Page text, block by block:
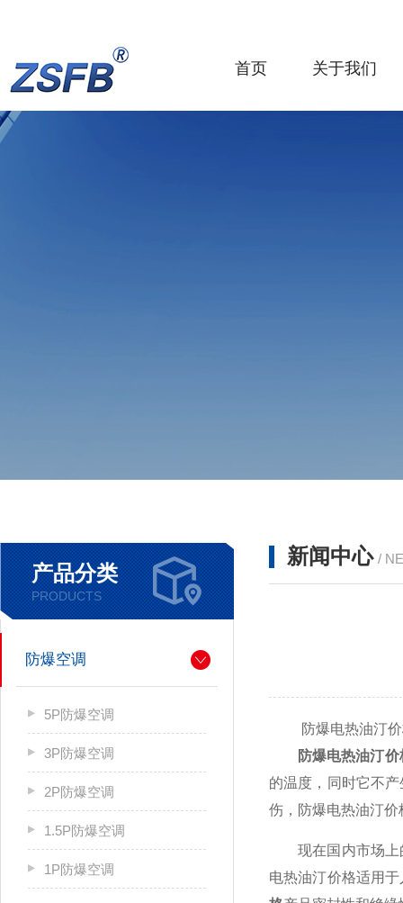
首页 关于我们
产品分类
PRODUCTS
防爆空调
5P防爆空调
3P防爆空调
2P防爆空调
1.5P防爆空调
1P防爆空调
新闻中心 /
防爆电热油汀价
防爆电热油汀价
的温度，同时它不
伤，防爆电热油汀
现在国内市场上的
电热油汀价格适用